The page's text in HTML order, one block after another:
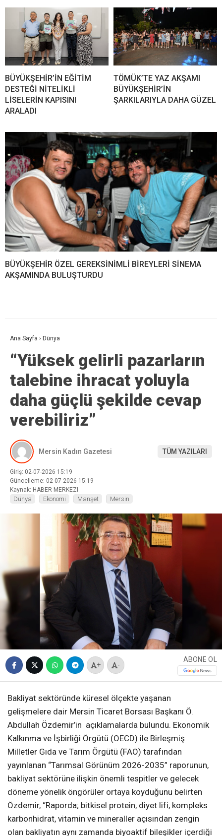
BÜYÜKŞEHİR’İN EĞİTİM
DESTEĞİ NİTELİKLİ
LİSELERİN KAPISINI
ARALADI
TÖMÜK’TE YAZ AKŞAMI
BÜYÜKŞEHİR’İN
ŞARKILARIYLA DAHA GÜZEL
BÜYÜKŞEHİR ÖZEL GEREKSİNİMLİ BİREYLERİ SİNEMA
AKŞAMINDA BULUŞTURDU
Ana Sayfa › Dünya
“Yüksek gelirli pazarların
talebine ihracat yoluyla
daha güçlü şekilde cevap
verebiliriz”
Mersin Kadın Gazetesi TÜM YAZILARI
Giriş: 02-07-2026 15:19
Güncelleme: 02-07-2026 15:19
Kaynak: HABER MERKEZI
Dünya Ekonomi Manşet Mersin
+ -
ABONE OL
Bakliyat sektöründe küresel ölçekte yaşanan
gelişmelere dair Mersin Ticaret Borsası Başkanı Ö.
Abdullah Özdemir’in açıklamalarda bulundu. Ekonomik
Kalkınma ve İşbirliği Örgütü (OECD) ile Birleşmiş
Milletler Gıda ve Tarım Örgütü (FAO) tarafından
yayınlanan “Tarımsal Görünüm 2026-2035” raporunun,
bakliyat sektörüne ilişkin önemli tespitler ve gelecek
döneme yönelik öngörüler ortaya koyduğunu belirten
Özdemir, “Raporda; bitkisel protein, diyet lifi, kompleks
karbonhidrat, vitamin ve mineraller açısından zengin
olan bakliyatın aynı zamanda biyoaktif bileşikler içerdiği